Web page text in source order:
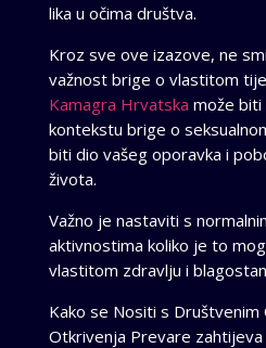
lika u očima društva.
Kroz sve ove izazove, ne
važnost brige o vlastitom
Kamagra Hrvatska može
kontekstu brige o
biti dio vašeg oporavka i
života.
Važno je nastaviti s
aktivnostima koliko je to
vlastitom zdravlju i
Kako se Nositi s Društvenim
Otkrivenja Prevare